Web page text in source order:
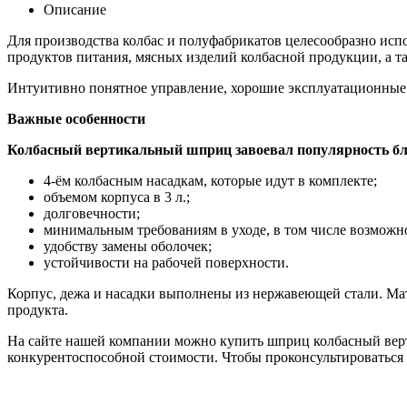
Описание
Для производства колбас и полуфабрикатов целесообразно
продуктов питания, мясных изделий колбасной продукции, а
Интуитивно понятное управление, хорошие
Важные особенности
Колбасный вертикальный шприц завоевал популярность
4-ём колбасным насадкам, которые идут в комплекте;
объемом корпуса в 3 л.;
долговечности;
минимальным требованиям в уходе, в том числе
удобству замены оболочек;
устойчивости на рабочей поверхности.
Корпус, дежа и насадки выполнены из нержавеющей стали.
продукта.
На сайте нашей компании можно купить шприц колбасный
конкурентоспособной стоимости. Чтобы